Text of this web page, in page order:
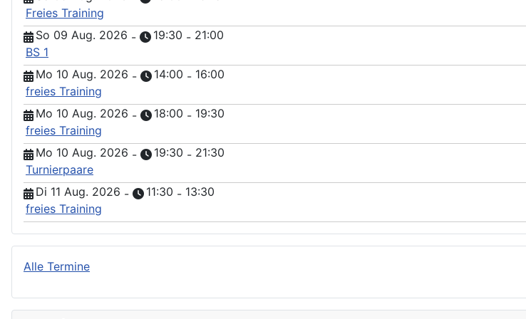
Freies Training
So 09 Aug. 2026 - 19:30 - 21:00
BS 1
Mo 10 Aug. 2026 - 14:00 - 16:00
freies Training
Mo 10 Aug. 2026 - 18:00 - 19:30
freies Training
Mo 10 Aug. 2026 - 19:30 - 21:30
Turnierpaare
Di 11 Aug. 2026 - 11:30 - 13:30
freies Training
Alle Termine